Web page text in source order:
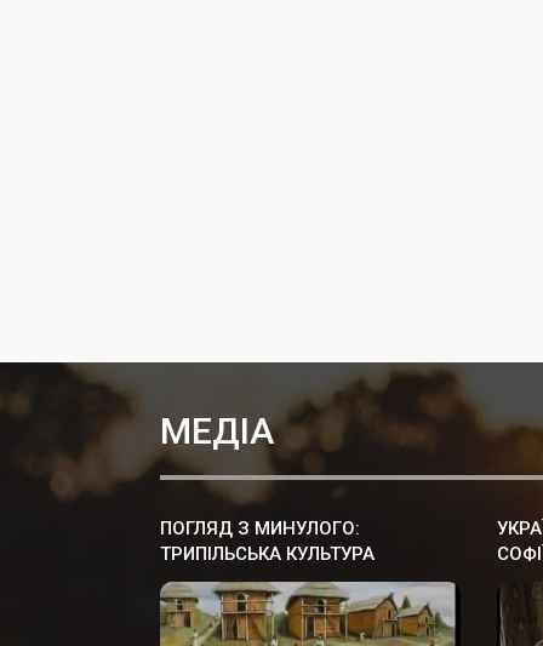
МЕДІА
ПОГЛЯД З МИНУЛОГО:
ТРИПІЛЬСЬКА КУЛЬТУРА